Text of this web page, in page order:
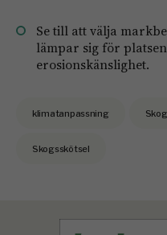
Se till att välja
lämpar sig för
erosionskänslighet.
klimatanpassning
Skogsskötsel